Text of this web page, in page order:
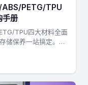
ABS/PETG/TPU
手册
TPU四大材料全面
储保养一站搞定。附